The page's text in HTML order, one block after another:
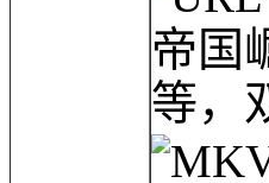
帝国
等，